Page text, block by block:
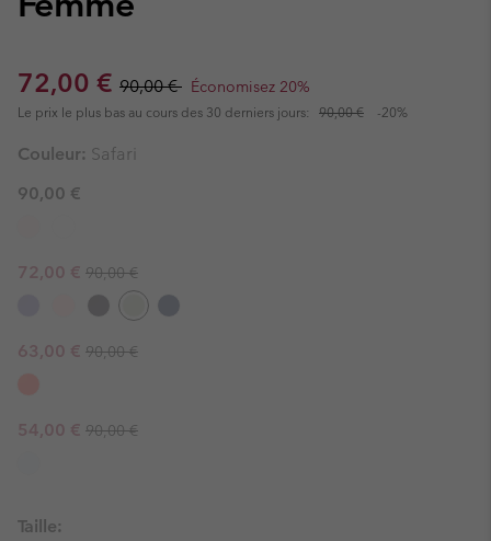
Sale price:
72,00 € Regular price:
90,00 € Économisez 20%
Le prix le plus bas au cours des 30 derniers jours: 90,00 € -20%
Couleur: Safari
90,00 €
Sale price:
72,00 € Regular price:
90,00 €
Sale price:
63,00 € Regular price:
90,00 €
Sale price:
54,00 € Regular price:
90,00 €
Taille: